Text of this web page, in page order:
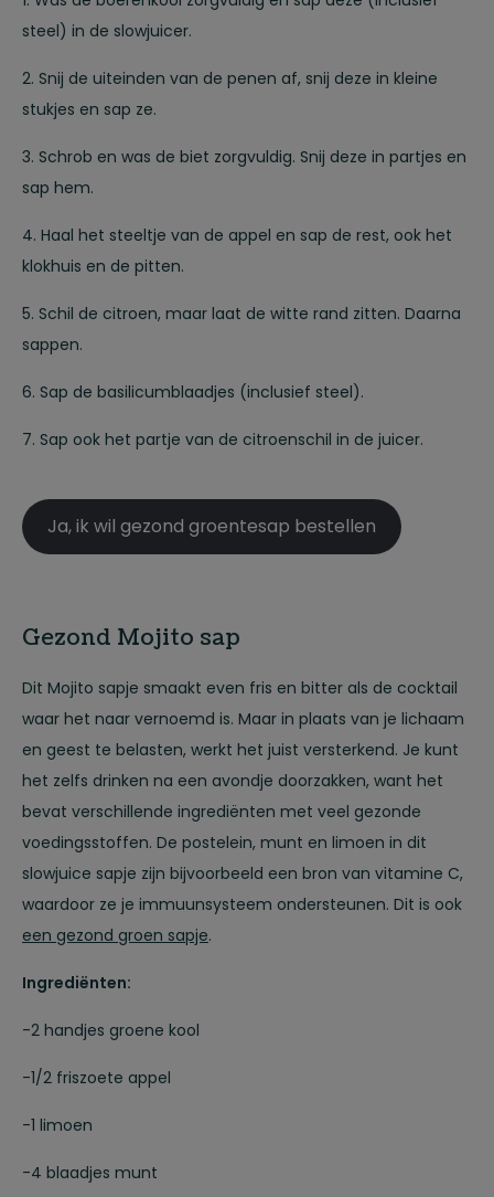
steel) in de slowjuicer.
2. Snij de uiteinden van de penen af, snij deze in kleine
stukjes en sap ze.
3. Schrob en was de biet zorgvuldig. Snij deze in partjes en
sap hem.
4. Haal het steeltje van de appel en sap de rest, ook het
klokhuis en de pitten.
5. Schil de citroen, maar laat de witte rand zitten. Daarna
sappen.
6. Sap de basilicumblaadjes (inclusief steel).
7. Sap ook het partje van de citroenschil in de juicer.
Ja, ik wil gezond groentesap bestellen
Gezond Mojito sap
Dit Mojito sapje smaakt even fris en bitter als de cocktail
waar het naar vernoemd is. Maar in plaats van je lichaam
en geest te belasten, werkt het juist versterkend. Je kunt
het zelfs drinken na een avondje doorzakken, want het
bevat verschillende ingrediënten met veel gezonde
voedingsstoffen. De postelein, munt en limoen in dit
slowjuice sapje zijn bijvoorbeeld een bron van vitamine C,
waardoor ze je immuunsysteem ondersteunen. Dit is ook
een gezond groen sapje.
Ingrediënten:
-2 handjes groene kool
-1/2 friszoete appel
-1 limoen
-4 blaadjes munt